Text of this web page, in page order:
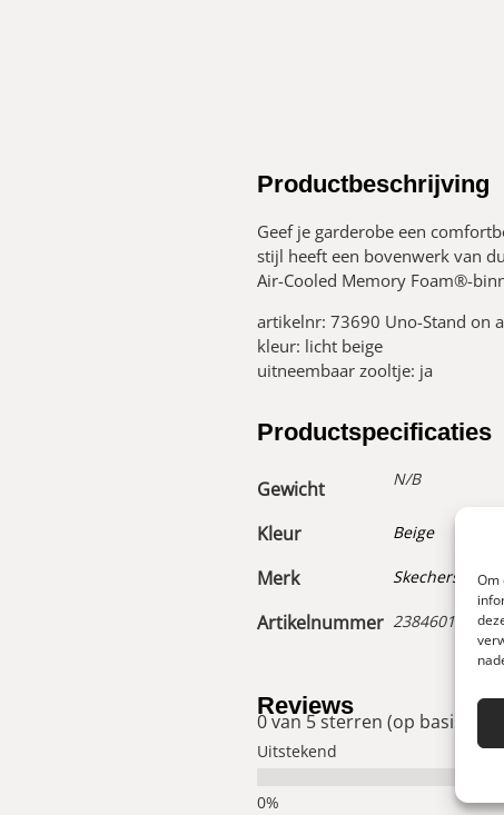
Om
Productbeschrijving
Geef je garderobe een
stijl heeft een bovenwerk van
Air-Cooled Memory Foam®-
artikelnr: 73690 Uno-Stand on
kleur: licht beige
uitneembaar zooltje: ja
Productspecificaties
Gewicht N/B
Kleur Beige
Merk Skechers
Artikelnummer 238460183000
Reviews
0 van 5 sterren (op basis van
Uitstekend